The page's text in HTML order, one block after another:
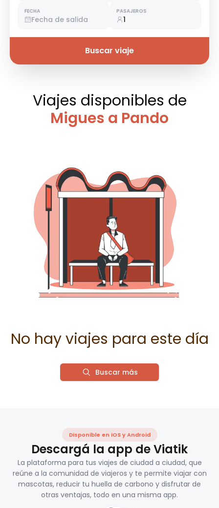
FECHA
Fecha de salida
PASAJEROS
1
Buscar viaje
Viajes disponibles de
Migues a Pando
No hay viajes para este día
Buscar más
Disponible en iOS y Android
Descargá la app de Viatik
La plataforma para tus viajes de ciudad a ciudad, que
reúne a la comunidad de viajeros y te permite viajar con
mascotas, reducir tu huella de carbono y disfrutar de
otras ventajas, todo en una misma app.